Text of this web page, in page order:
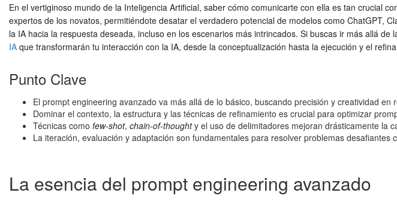
En el vertiginoso mundo de la Inteligencia Artificial, saber cómo comunicarte con ella es tan crucial
expertos de los novatos, permitiéndote desatar el verdadero potencial de modelos como ChatGPT,
la IA hacia la respuesta deseada, incluso en los escenarios más intrincados. Si buscas ir más allá
IA que transformarán tu interacción con la IA, desde la conceptualización hasta la ejecución y el
Punto Clave
El prompt engineering avanzado va más allá de lo básico, buscando precisión y creatividad en
Dominar el contexto, la estructura y las técnicas de refinamiento es crucial para optimizar
Técnicas como few-shot, chain-of-thoughty el uso de delimitadores mejoran drásticamente la
La iteración, evaluación y adaptación son fundamentales para resolver problemas desafiantes
La esencia del prompt engineering avanzado